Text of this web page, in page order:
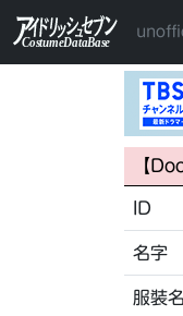
【
ID
名字
服裝